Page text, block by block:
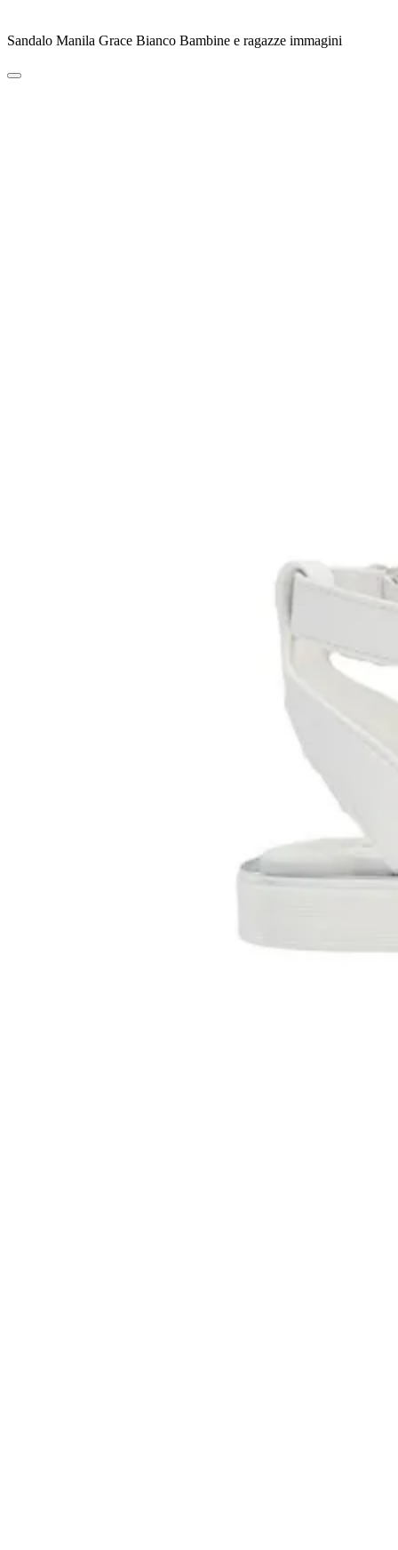
Sandalo Manila Grace Bianco Bambine e ragazze immagini